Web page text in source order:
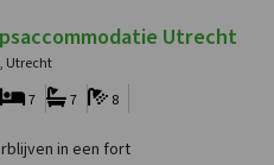
Utrecht
Utrecht
8
7
7
in een fort